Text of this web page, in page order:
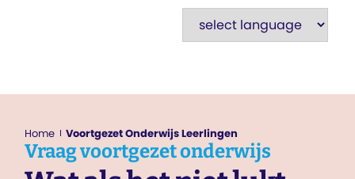
Home Voortgezet Onderwijs Leerlingen
Vraagvoortgezet onderwijs